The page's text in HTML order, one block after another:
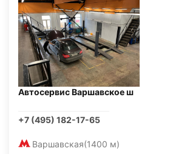
Автосервис Варшавское ш
+7 (495) 182-17-65
Варшавская(1400 м)